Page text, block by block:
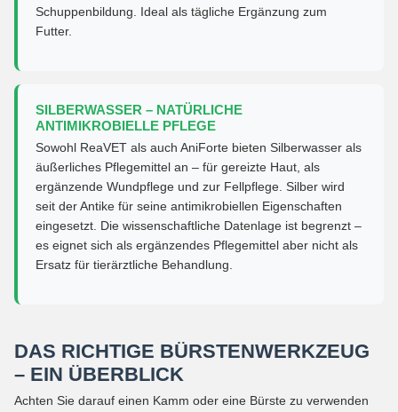
Schuppenbildung. Ideal als tägliche Ergänzung zum
Futter.
SILBERWASSER – NATÜRLICHE
ANTIMIKROBIELLE PFLEGE
Sowohl ReaVET als auch AniForte bieten Silberwasser als
äußerliches Pflegemittel an – für gereizte Haut, als
ergänzende Wundpflege und zur Fellpflege. Silber wird
seit der Antike für seine antimikrobiellen Eigenschaften
eingesetzt. Die wissenschaftliche Datenlage ist begrenzt –
es eignet sich als ergänzendes Pflegemittel aber nicht als
Ersatz für tierärztliche Behandlung.
DAS RICHTIGE BÜRSTENWERKZEUG
– EIN ÜBERBLICK
Achten Sie darauf einen Kamm oder eine Bürste zu verwenden